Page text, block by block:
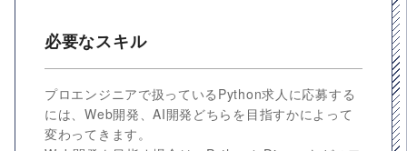
必要なスキル
プロエンジニアで扱っているPython求人に応募する
には、Web開発、AI開発どちらを目指すかによって
変わってきます。